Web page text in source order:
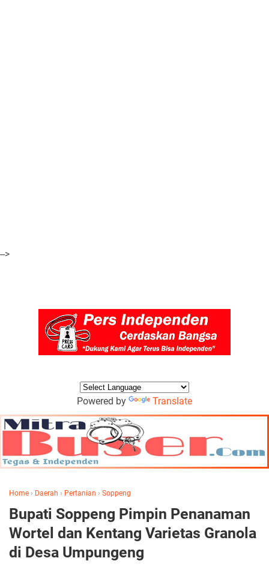
-->
Powered by Translate
Home › Daerah › Pertanian › Soppeng
Bupati Soppeng Pimpin Penanaman
Wortel dan Kentang Varietas Granola
di Desa Umpungeng